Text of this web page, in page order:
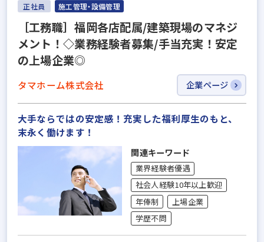
正社員 施工管理・設備管理
［工務職］福岡各店配属/建築現場のマネジ
メント！◇業務経験者募集/手当充実！安定
の上場企業◎
タマホーム株式会社 企業ページ
大手ならではの安定感！充実した福利厚生のもと、
末永く働けます！
関連キーワード
業界経験者優遇
社会人経験10年以上歓迎
年俸制
上場企業
学歴不問